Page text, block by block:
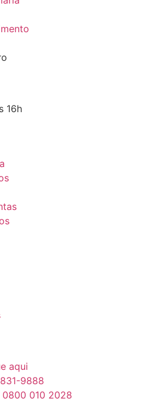
16h
aqui
9888
010 2028